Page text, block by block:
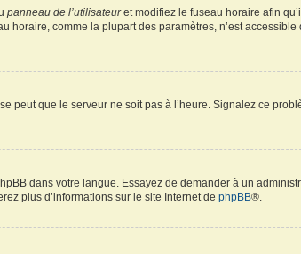
panneau de l’utilisateuret modifiez le fuseau horaire afin qu’il
horaire, comme la plupart des paramètres, n’est accessible
peut que le serveur ne soit pas à l’heure. Signalez ce
dans votre langue. Essayez de demander à un
plus d’informations sur le site Internet dephpBB®.